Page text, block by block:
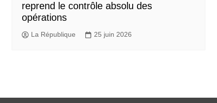
reprend le contrôle absolu des
opérations
La République 25 juin 2026